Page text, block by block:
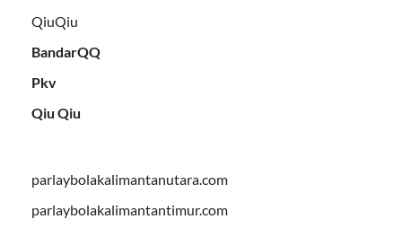
QiuQiu
BandarQQ
Pkv
Qiu Qiu
parlaybolakalimantanutara.com
parlaybolakalimantantimur.com